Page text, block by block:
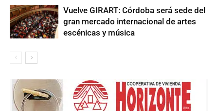
Vuelve GIRART: Córdoba será sede del
gran mercado internacional de artes
escénicas y música